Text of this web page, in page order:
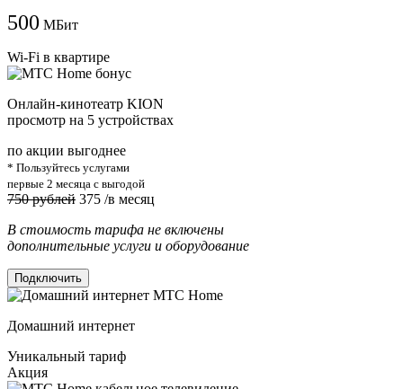
500 МБит
Wi-Fi в квартире
Онлайн-кинотеатр KION
просмотр на 5 устройствах
по акции выгоднее
* Пользуйтесь услугами
первые 2 месяца с выгодой
750 рублей 375 /в месяц
В стоимость тарифа не включены
дополнительные услуги и оборудование
Подключить
Домашний интернет
Уникальный тариф
Акция